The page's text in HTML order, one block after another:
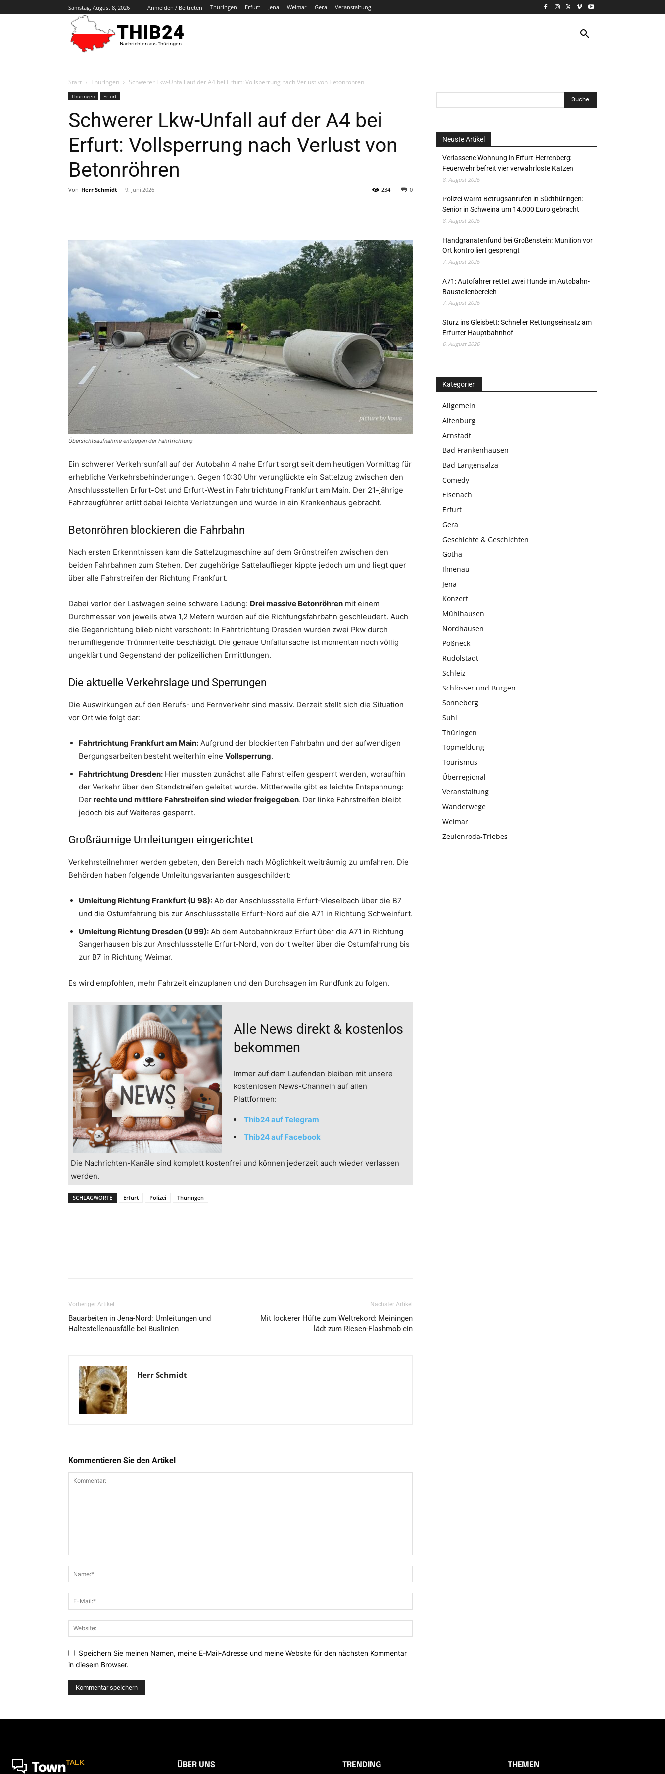
Samstag, August 8, 2026 Anmelden / Beitreten Thüringen Erfurt Jena Weimar Gera Veranstaltung
THIB24
Nachrichten aus Thüringen
Start Thüringen Schwerer Lkw-Unfall auf der A4 bei Erfurt: Vollsperrung nach Verlust von Betonröhren
Thüringen Erfurt
Schwerer Lkw-Unfall auf der A4 bei
Erfurt: Vollsperrung nach Verlust von
Betonröhren
Von Herr Schmidt - 9. Juni 2026 0
234
Übersichtsaufnahme entgegen der Fahrtrichtung
Ein schwerer Verkehrsunfall auf der Autobahn 4 nahe Erfurt sorgt seit dem heutigen Vormittag für
erhebliche Verkehrsbehinderungen. Gegen 10:30 Uhr verunglückte ein Sattelzug zwischen den
Anschlussstellen Erfurt-Ost und Erfurt-West in Fahrtrichtung Frankfurt am Main. Der 21-jährige
Fahrzeugführer erlitt dabei leichte Verletzungen und wurde in ein Krankenhaus gebracht.
Betonröhren blockieren die Fahrbahn
Nach ersten Erkenntnissen kam die Sattelzugmaschine auf dem Grünstreifen zwischen den
beiden Fahrbahnen zum Stehen. Der zugehörige Sattelauflieger kippte jedoch um und liegt quer
über alle Fahrstreifen der Richtung Frankfurt.
Dabei verlor der Lastwagen seine schwere Ladung: Drei massive Betonröhren mit einem
Durchmesser von jeweils etwa 1,2 Metern wurden auf die Richtungsfahrbahn geschleudert. Auch
die Gegenrichtung blieb nicht verschont: In Fahrtrichtung Dresden wurden zwei Pkw durch
herumfliegende Trümmerteile beschädigt. Die genaue Unfallursache ist momentan noch völlig
ungeklärt und Gegenstand der polizeilichen Ermittlungen.
Die aktuelle Verkehrslage und Sperrungen
Die Auswirkungen auf den Berufs- und Fernverkehr sind massiv. Derzeit stellt sich die Situation
vor Ort wie folgt dar:
Fahrtrichtung Frankfurt am Main: Aufgrund der blockierten Fahrbahn und der aufwendigen
Bergungsarbeiten besteht weiterhin eine Vollsperrung.
Fahrtrichtung Dresden: Hier mussten zunächst alle Fahrstreifen gesperrt werden, woraufhin
der Verkehr über den Standstreifen geleitet wurde. Mittlerweile gibt es leichte Entspannung:
Der rechte und mittlere Fahrstreifen sind wieder freigegeben. Der linke Fahrstreifen bleibt
jedoch bis auf Weiteres gesperrt.
Großräumige Umleitungen eingerichtet
Verkehrsteilnehmer werden gebeten, den Bereich nach Möglichkeit weiträumig zu umfahren. Die
Behörden haben folgende Umleitungsvarianten ausgeschildert:
Umleitung Richtung Frankfurt (U 98): Ab der Anschlussstelle Erfurt-Vieselbach über die B7
und die Ostumfahrung bis zur Anschlussstelle Erfurt-Nord auf die A71 in Richtung Schweinfurt.
Umleitung Richtung Dresden (U 99): Ab dem Autobahnkreuz Erfurt über die A71 in Richtung
Sangerhausen bis zur Anschlussstelle Erfurt-Nord, von dort weiter über die Ostumfahrung bis
zur B7 in Richtung Weimar.
Es wird empfohlen, mehr Fahrzeit einzuplanen und den Durchsagen im Rundfunk zu folgen.
Alle News direkt & kostenlos
bekommen
Immer auf dem Laufenden bleiben mit unsere
kostenlosen News-Channeln auf allen
Plattformen:
Thib24 auf Telegram
Thib24 auf Facebook
Die Nachrichten-Kanäle sind komplett kostenfrei und können jederzeit auch wieder verlassen
werden.
SCHLAGWORTE Erfurt Polizei Thüringen
Vorheriger Artikel
Bauarbeiten in Jena-Nord: Umleitungen und
Haltestellenausfälle bei Buslinien
Nächster Artikel
Mit lockerer Hüfte zum Weltrekord: Meiningen
lädt zum Riesen-Flashmob ein
Herr Schmidt
Kommentieren Sie den Artikel
Speichern Sie meinen Namen, meine E-Mail-Adresse und meine Website für den nächsten Kommentar
in diesem Browser.
Neuste Artikel
Verlassene Wohnung in Erfurt-Herrenberg:
Feuerwehr befreit vier verwahrloste Katzen
8. August 2026
Polizei warnt Betrugsanrufen in Südthüringen:
Senior in Schweina um 14.000 Euro gebracht
8. August 2026
Handgranatenfund bei Großenstein: Munition vor
Ort kontrolliert gesprengt
7. August 2026
A71: Autofahrer rettet zwei Hunde im Autobahn-
Baustellenbereich
7. August 2026
Sturz ins Gleisbett: Schneller Rettungseinsatz am
Erfurter Hauptbahnhof
6. August 2026
Kategorien
Allgemein
Altenburg
Arnstadt
Bad Frankenhausen
Bad Langensalza
Comedy
Eisenach
Erfurt
Gera
Geschichte & Geschichten
Gotha
Ilmenau
Jena
Konzert
Mühlhausen
Nordhausen
Pößneck
Rudolstadt
Schleiz
Schlösser und Burgen
Sonneberg
Suhl
Thüringen
Topmeldung
Tourismus
Überregional
Veranstaltung
Wanderwege
Weimar
Zeulenroda-Triebes
TownTALK ÜBER UNS TRENDING THEMEN